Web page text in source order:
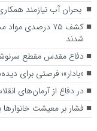
بحران آب نیازمند
شدند
دفاع مقدس مقطع
«بادار»؛ فرصتی برای
در دفاع از آرمان‌های
فشار بر معیشت خانوارها